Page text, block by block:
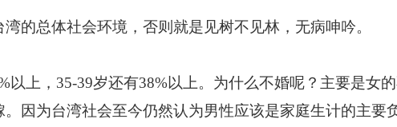
的总体社会环境，否则就是见树不见林，无病呻吟。
上，35-39岁还有38%以上。为什么不婚呢？主要是女
因为台湾社会至今仍然认为男性应该是家庭生计的主要